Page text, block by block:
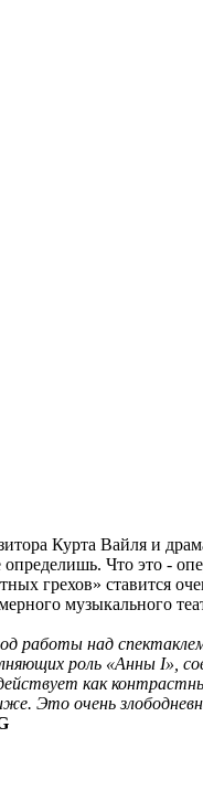
Курта Вайля и
Что это -
грехов» ставится
музыкального
работы над
роль «Анны I»,
как
Это очень